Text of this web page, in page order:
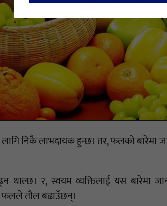
निकै लाभदायक हुन्छ। तर, फलको बारेमा
थाल्छ। र, स्वयम व्यक्तिलाई यस बारेमा
फलले तौल बढाउँछन्।